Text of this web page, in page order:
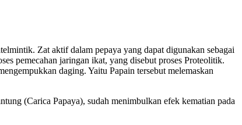
Zat aktif dalam pepaya yang dapat digunakan sebagai
pemecahan jaringan ikat, yang disebut proses Proteolitik.
daging. Yaitu Papain tersebut melemaskan
(Carica Papaya), sudah menimbulkan efek kematian pada